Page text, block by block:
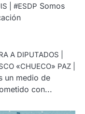
| #ESDP Somos
A DIPUTADOS |
«CHUECO» PAZ |
un medio de
con...